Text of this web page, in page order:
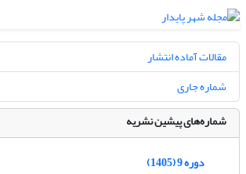
مقالات آماده انتشار
شماره جاری
شماره‌های پیشین نشریه
دوره 9 (1405)